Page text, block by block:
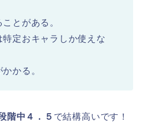
とがある。
特定おキャラしか使えな
かる。
階中４．５ で結構高いです！